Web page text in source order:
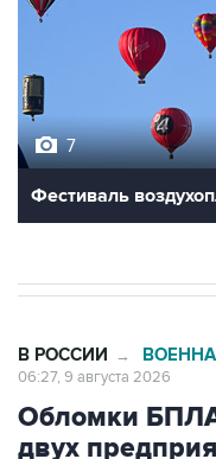
7
Фестиваль
В РОССИИ →
06:27, 9 августа 2026
Обломки
двух